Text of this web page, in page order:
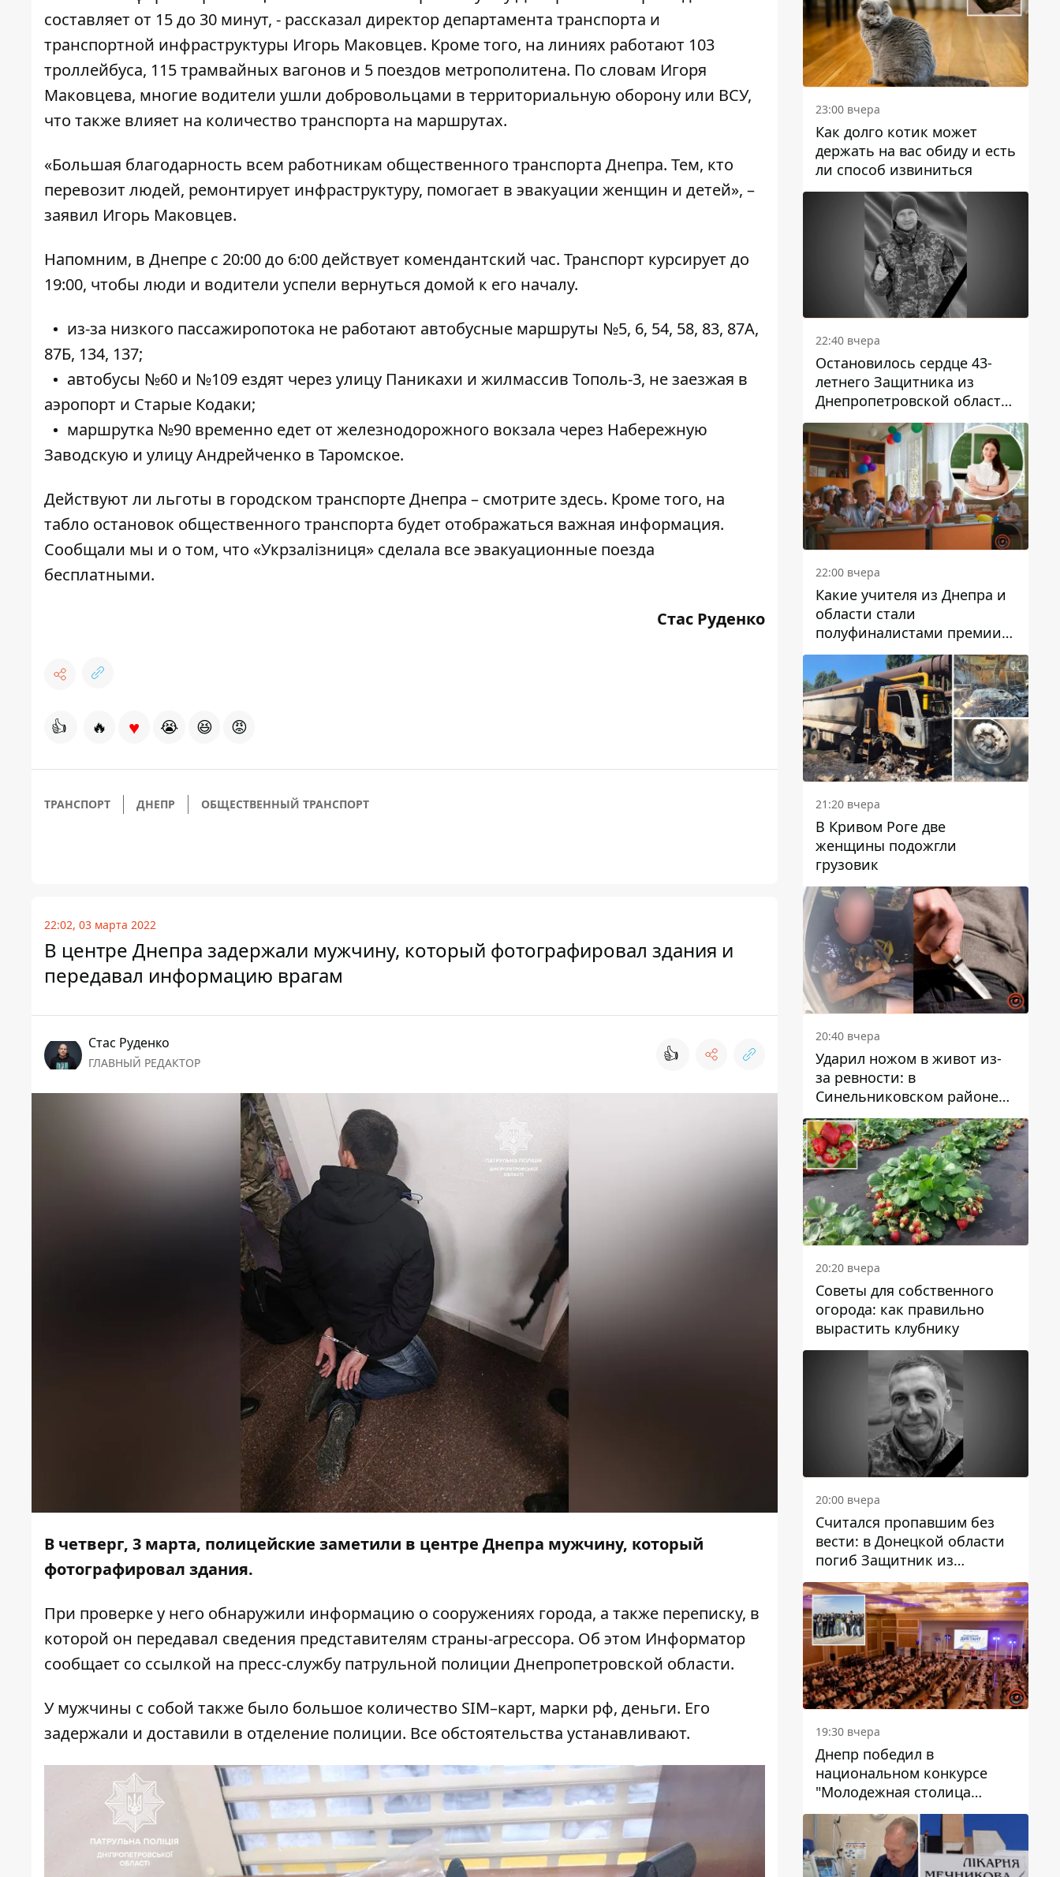
составляет от 15 до 30 минут, - рассказал директор департамента транспорта и
транспортной инфраструктуры Игорь Маковцев. Кроме того, на линиях работают 103
троллейбуса, 115 трамвайных вагонов и 5 поездов метрополитена. По словам Игоря
Маковцева, многие водители ушли добровольцами в территориальную оборону или ВСУ,
что также влияет на количество транспорта на маршрутах.
«Большая благодарность всем работникам общественного транспорта Днепра. Тем, кто
перевозит людей, ремонтирует инфраструктуру, помогает в эвакуации женщин и детей», –
заявил Игорь Маковцев.
Напомним, в Днепре с 20:00 до 6:00 действует комендантский час. Транспорт курсирует до
19:00, чтобы люди и водители успели вернуться домой к его началу.
из-за низкого пассажиропотока не работают автобусные маршруты №5, 6, 54, 58, 83, 87А,
87Б, 134, 137;
автобусы №60 и №109 ездят через улицу Паникахи и жилмассив Тополь-3, не заезжая в
аэропорт и Старые Кодаки;
маршрутка №90 временно едет от железнодорожного вокзала через Набережную
Заводскую и улицу Андрейченко в Таромское.
Действуют ли льготы в городском транспорте Днепра – смотритездесь. Кроме того, на
табло остановок общественного транспорта будет отображаться важная информация.
Сообщали мы и о том, что «Укрзалізниця» сделала все эвакуационные поезда
бесплатными.
Стас Руденко
👍 🔥 ♥ 😭 😆 😡
ТРАНСПОРТ ДНЕПР ОБЩЕСТВЕННЫЙ ТРАНСПОРТ
22:02, 03 марта 2022
В центре Днепра задержали мужчину, который фотографировал здания и
передавал информацию врагам
Стаc Руденко
ГЛАВНЫЙ РЕДАКТОР 👍
В четверг, 3 марта, полицейские заметили в центре Днепра мужчину, который
фотографировал здания.
При проверке у него обнаружили информацию о сооружениях города, а также переписку, в
которой он передавал сведения представителям страны-агрессора. Об этом Информатор
сообщает со ссылкой на пресс-службу патрульной полиции Днепропетровской области.
У мужчины с собой также было большое количество SIM–карт, марки рф, деньги. Его
задержали и доставили в отделение полиции. Все обстоятельства устанавливают.
23:00 вчера
Как долго котик может
держать на вас обиду и есть
ли способ извиниться
22:40 вчера
Остановилось сердце 43-
летнего Защитника из
Днепропетровской области
Евгения Зинченко
22:00 вчера
Какие учителя из Днепра и
области стали
полуфиналистами премии
Global Teacher Prize Ukraine
2026
21:20 вчера
В Кривом Роге две
женщины подожгли
грузовик
20:40 вчера
Ударил ножом в живот из-
за ревности: в
Синельниковском районе
задержали 49-летнего
мужчину за убийство
20:20 вчера
Советы для собственного
огорода: как правильно
вырастить клубнику
20:00 вчера
Считался пропавшим без
вести: в Донецкой области
погиб Защитник из
Каменского Антон
Красовский
19:30 вчера
Днепр победил в
национальном конкурсе
"Молодежная столица
Украины – 2026"